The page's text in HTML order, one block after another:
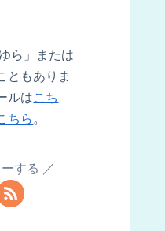
ら」または
ともありま
ルはこち
ちら 。
する